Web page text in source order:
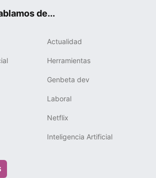
de...
Actualidad
Herramientas
Genbeta dev
Laboral
Netflix
Inteligencia Artificial